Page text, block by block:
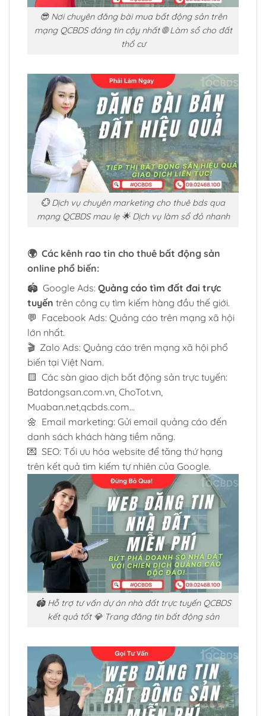
😎 Nơi chuyên đăng bài mua bất động sản trên
mạng QCBDS đáng tin cậy nhất 🌐 Làm sổ cho đất
thổ cư
💮 Dịch vụ chuyên marketing cho thuê bds qua
mạng QCBDS mau lẹ 🌟 Dịch vụ làm sổ đỏ nhanh
🌍 Các kênh rao tin cho thuê bất động sản
online phổ biến:
🏟️ Google Ads: Quảng cáo tìm đất đai trực
tuyến trên công cụ tìm kiếm hàng đầu thế giới.
💬 Facebook Ads: Quảng cáo trên mạng xã hội
lớn nhất.
🎬 Zalo Ads: Quảng cáo trên mạng xã hội phổ
biến tại Việt Nam.
🟨 Các sàn giao dịch bất động sản trực tuyến:
Batdongsan.com.vn, ChoTot.vn,
Muaban.net,qcbds.com…
🌼 Email marketing: Gửi email quảng cáo đến
danh sách khách hàng tiềm năng.
💌 SEO: Tối ưu hóa website để tăng thứ hạng
trên kết quả tìm kiếm tự nhiên của Google.
🏟️ Hỗ trợ tư vấn dự án nhà đất trực tuyến QCBDS
kết quả tốt 💎 Trang đăng tin bất động sản